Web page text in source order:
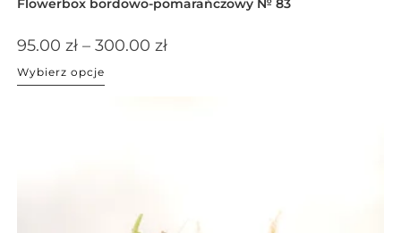
Flowerbox bordowo-pomarańczowy № 83
95.00 zł – 300.00 zł
Wybierz opcje